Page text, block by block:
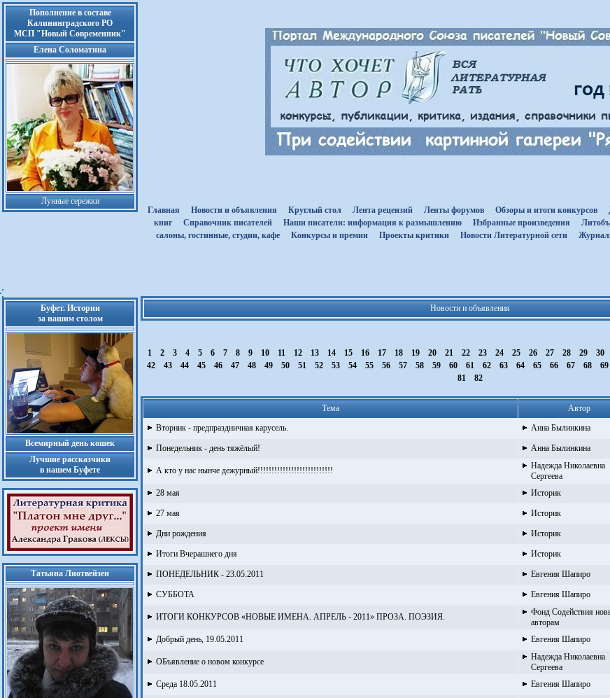
Пополнение в составе
Калининградского РО
МСП "Новый Современник"
Елена Соломатина
Лунные сережки
Главная
Новости и объявления Круглый стол Лента рецензий Ленты форумов Обзоры и итоги конкурсов
книг
Cправочник писателей Наши писатели: информация к размышлению Избранные произведения
салоны, гостинные, студии, кафе
Kонкурсы и премии Проекты критики Новости Литературной сети
Буфет. Истории
за нашим столом
Всемирный день кошек
Лучшие рассказчики
в нашем Буфете
Татьяна Лиотвейзен
Новости и объявления
1 2 3 4 5 6 7 8 9 10 11 12 13 14 15 16 17 18 19 20 21 22 23 24 25 26 27 28 29 30
42
43 44 45 46 47 48 49 50 51 52 53 54 55 56 57 58 59 60 61 62 63 64 65 66 67 68 69
81
82
Тема Автор
Вторник - предпраздничная карусель. Анна Былинкина
Понедельник - день тяжёлый! Анна Былинкина
А кто у нас нынче дежурный!!!!!!!!!!!!!!!!!!!!!!!!!!!
Надежда Николаевна
Сергеева
28 мая Историк
27 мая Историк
Дни рождения Историк
Итоги Вчерашнего дня Историк
ПОНЕДЕЛЬНИК - 23.05.2011 Евгения Шапиро
СУББОТА Евгения Шапиро
ИТОГИ КОНКУРСОВ «НОВЫЕ ИМЕНА. АПРЕЛЬ - 2011» ПРОЗА. ПОЭЗИЯ.
Фонд Содействия
авторам
Добрый день, 19.05.2011 Евгения Шапиро
ОБъявление о новом конкурсе
Надежда Николаевна
Сергеева
Среда 18.05.2011 Евгения Шапиро